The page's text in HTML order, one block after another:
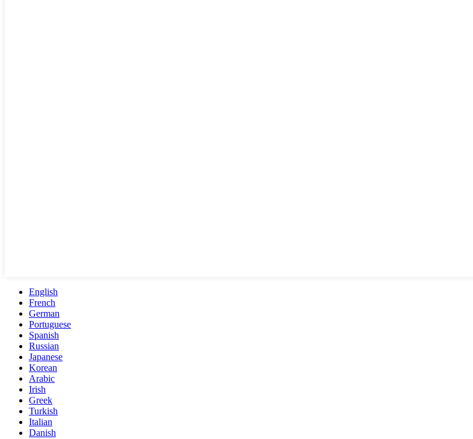
English
French
German
Portuguese
Spanish
Russian
Japanese
Korean
Arabic
Irish
Greek
Turkish
Italian
Danish